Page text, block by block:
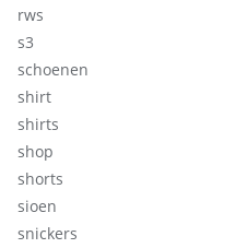
rws
s3
schoenen
shirt
shirts
shop
shorts
sioen
snickers